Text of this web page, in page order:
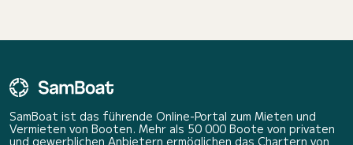
SamBoat ist das führende Online-Portal zum Mieten und
Vermieten von Booten. Mehr als 50 000 Boote von privaten
und gewerblichen Anbietern ermöglichen das Chartern von